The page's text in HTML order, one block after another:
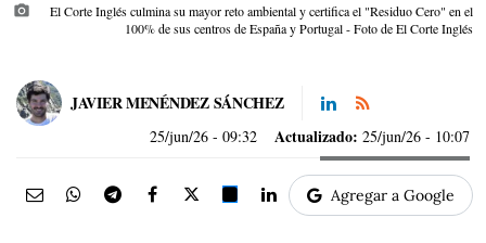
photo_camera
El Corte Inglés culmina su mayor reto ambiental y certifica el "Residuo Cero" en el
100% de sus centros de España y Portugal - Foto de El Corte Inglés
JAVIER MENÉNDEZ SÁNCHEZ
25/jun/26 - 09:32 Actualizado: 25/jun/26 - 10:07
Agregar a Google